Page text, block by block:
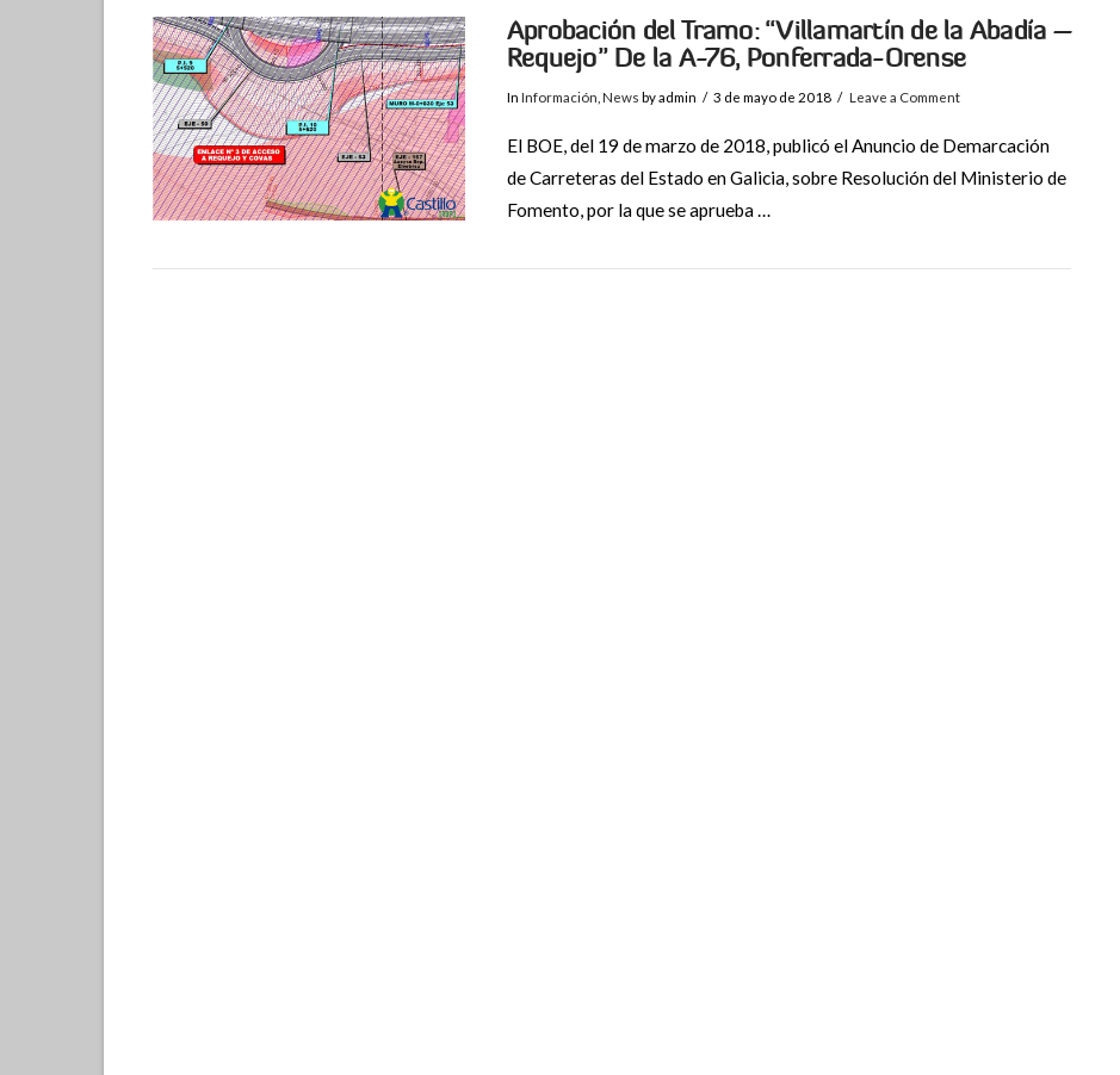
Aprobación del Tramo: “Villamartín de la Abadía –
Requejo” De la A-76, Ponferrada-Orense
In Información News by admin 3 de mayo de 2018 Leave a Comment
El BOE, del 19 de marzo de 2018, publicó el Anuncio de Demarcación
de Carreteras del Estado en Galicia, sobre Resolución del Ministerio de
Fomento, por la que se aprueba …